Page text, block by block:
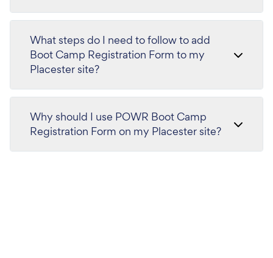
What steps do I need to follow to add
Boot Camp Registration Form to my
Placester site?
Why should I use POWR Boot Camp
Registration Form on my Placester site?